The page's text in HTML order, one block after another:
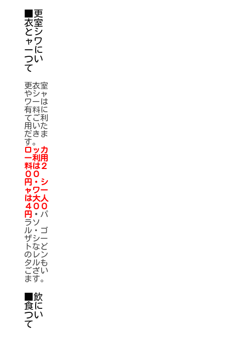
■更
衣室
とシ
ャワ
ーに
つい
て
更衣室
やシャ
ワーは
有料に
てご利
用いた
だきま
す。
ロッカ
ー利用
料は２
００
円・シ
ャワー
は大人
４００
円 ・ パ
ラソ
ル・ゴ
ザシー
トなど
のレン
タルも
ござい
ます。
■飲
食に
つい
て